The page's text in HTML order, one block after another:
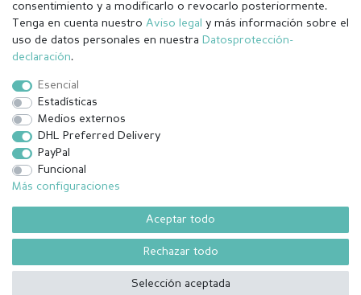
Aviso legal Política de Privacidad
© Copyright 2026 | Todos los derechos reservados.
consentimiento y a modificarlo o revocarlo posteriormente.
Tenga en cuenta nuestro Aviso legal y más información sobre el
uso de datos personales en nuestra Datos­protección­
declaración.
Esencial
Estadísticas
Medios externos
DHL Preferred Delivery
PayPal
Funcional
Más configuraciones
Aceptar todo
Rechazar todo
Selección aceptada